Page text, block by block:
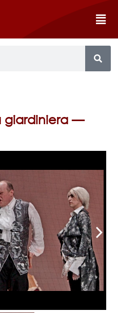
giardiniera —
arrow_forward_ios